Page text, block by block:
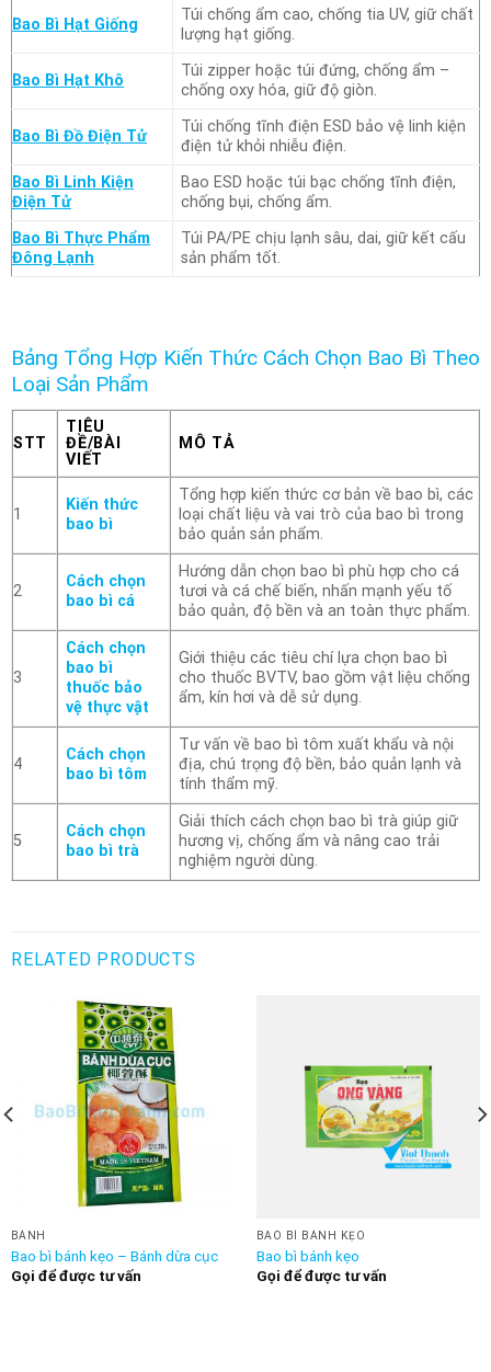
Bao Bì Hạt Giống
Túi chống ẩm cao, chống tia UV, giữ chất
lượng hạt giống.
Bao Bì Hạt Khô
Túi zipper hoặc túi đứng, chống ẩm –
chống oxy hóa, giữ độ giòn.
Bao Bì Đồ Điện Tử
Túi chống tĩnh điện ESD bảo vệ linh kiện
điện tử khỏi nhiễu điện.
Bao Bì Linh Kiện
Điện Tử
Bao ESD hoặc túi bạc chống tĩnh điện,
chống bụi, chống ẩm.
Bao Bì Thực Phẩm
Đông Lạnh
Túi PA/PE chịu lạnh sâu, dai, giữ kết cấu
sản phẩm tốt.
Bảng Tổng Hợp Kiến Thức Cách Chọn Bao Bì Theo
Loại Sản Phẩm
STT
TIÊU
ĐỀ/BÀI
VIẾT
MÔ TẢ
1
Kiến thức
bao bì
Tổng hợp kiến thức cơ bản về bao bì, các
loại chất liệu và vai trò của bao bì trong
bảo quản sản phẩm.
2
Cách chọn
bao bì cá
Hướng dẫn chọn bao bì phù hợp cho cá
tươi và cá chế biến, nhấn mạnh yếu tố
bảo quản, độ bền và an toàn thực phẩm.
3
Cách chọn
bao bì
thuốc bảo
vệ thực vật
Giới thiệu các tiêu chí lựa chọn bao bì
cho thuốc BVTV, bao gồm vật liệu chống
ẩm, kín hơi và dễ sử dụng.
4
Cách chọn
bao bì tôm
Tư vấn về bao bì tôm xuất khẩu và nội
địa, chú trọng độ bền, bảo quản lạnh và
tính thẩm mỹ.
5
Cách chọn
bao bì trà
Giải thích cách chọn bao bì trà giúp giữ
hương vị, chống ẩm và nâng cao trải
nghiệm người dùng.
RELATED PRODUCTS
BÁNH
Bao bì bánh kẹo – Bánh dừa cục
Gọi để được tư vấn
BAO BÌ BÁNH KẸO
Bao bì bánh kẹo
Gọi để được tư vấn